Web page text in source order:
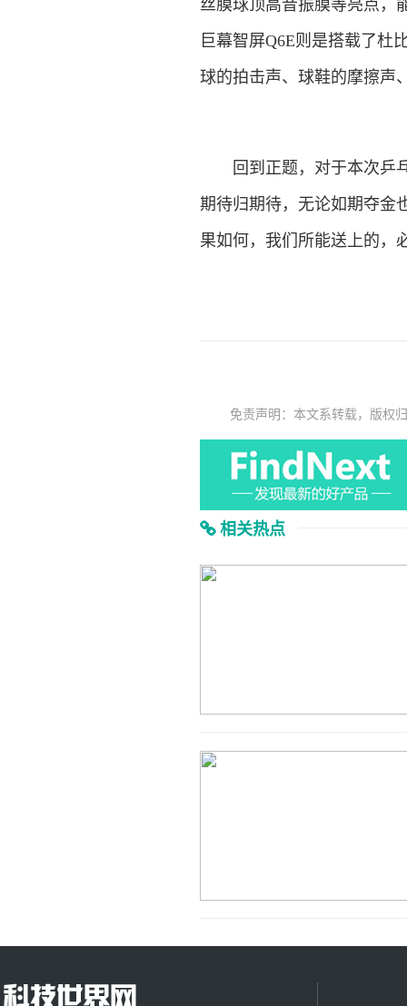
丝膜球顶高音振膜等亮点，
巨幕智屏Q6E则是搭载了杜
球的拍击声、球鞋的摩擦
回到正题，对于本次乒乓
期待归期待，无论如期夺金
果如何，我们所能送上的，
免责声明：本文系转载，版权
相关热点